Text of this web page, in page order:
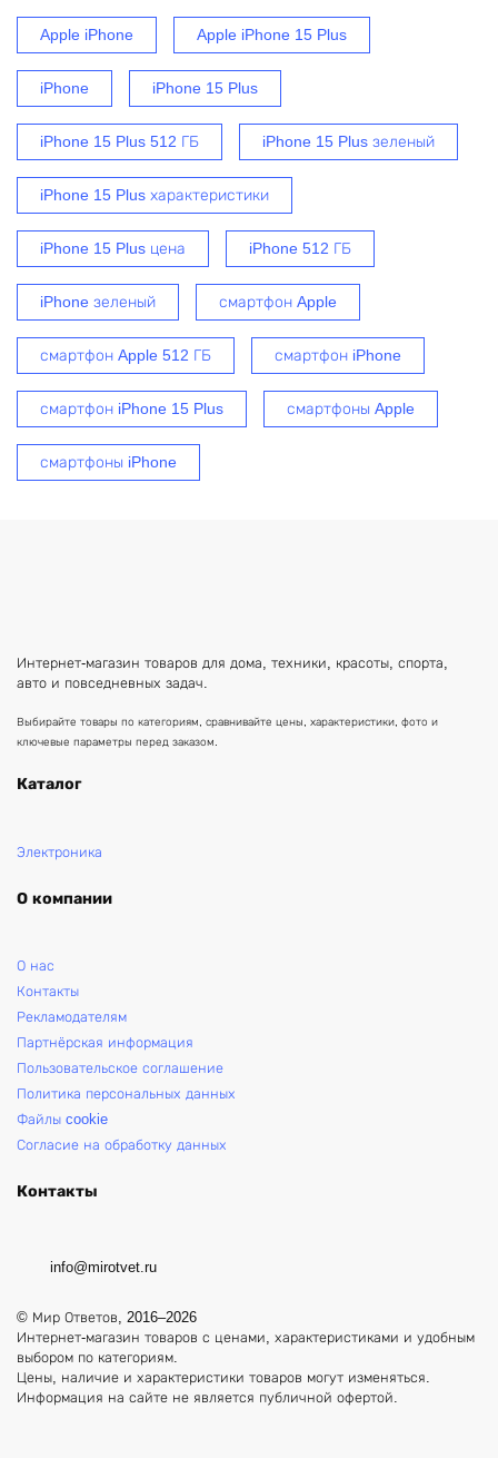
Apple iPhone Apple iPhone 15 Plus
iPhone iPhone 15 Plus
iPhone 15 Plus 512 ГБ iPhone 15 Plus зеленый
iPhone 15 Plus характеристики
iPhone 15 Plus цена iPhone 512 ГБ
iPhone зеленый смартфон Apple
смартфон Apple 512 ГБ смартфон iPhone
смартфон iPhone 15 Plus смартфоны Apple
смартфоны iPhone
Интернет-магазин товаров для дома, техники, красоты, спорта,
авто и повседневных задач.
Выбирайте товары по категориям, сравнивайте цены, характеристики, фото и
ключевые параметры перед заказом.
Каталог
Электроника
О компании
О нас
Контакты
Рекламодателям
Партнёрская информация
Пользовательское соглашение
Политика персональных данных
Файлы cookie
Согласие на обработку данных
Контакты
info@mirotvet.ru
© Мир Ответов, 2016–2026
Интернет-магазин товаров с ценами, характеристиками и удобным
выбором по категориям.
Цены, наличие и характеристики товаров могут изменяться.
Информация на сайте не является публичной офертой.